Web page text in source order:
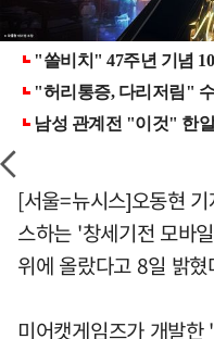
[서울=뉴시스]오동현
스하는 '창세기전 모바
위에 올랐다고 8일 밝혔
미어캣게임즈가 개발